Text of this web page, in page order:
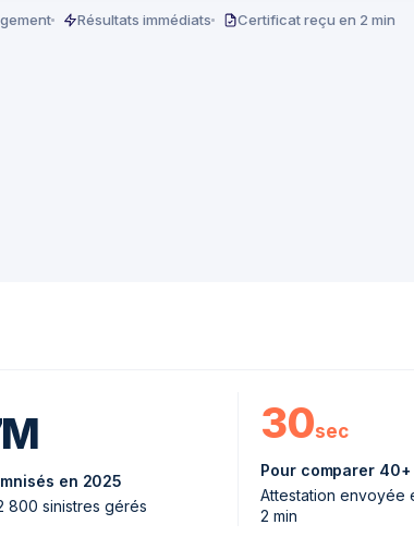
Résultats immédiats Certificat reçu en 2 min
en 2025
800 sinistres gérés
30sec
Pour comparer
Attestation envoyée
2 min